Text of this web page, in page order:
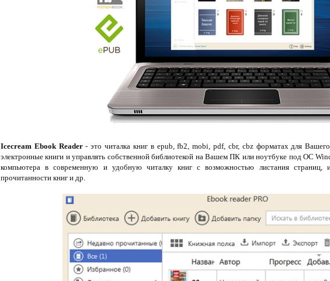
Icecream Ebook Reader- это читалка книг в epub, fb2, mobi, pdf, cbr, cbz форматах для
электронные книги и управлять собственной библиотекой на Вашем ПК или ноутбуке под ОС
компьютера в современную и удобную читалку книг с возможностью листания страниц,
прочитанности книг и др.